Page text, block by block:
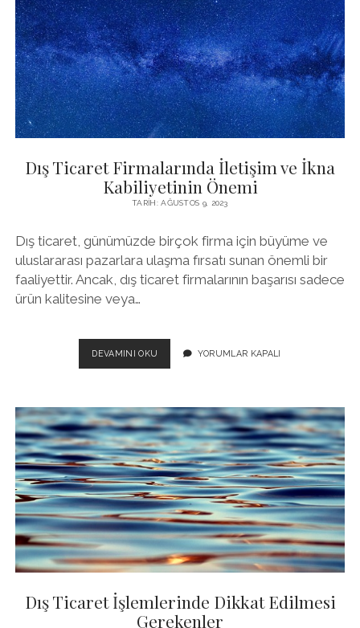
YAPILIR?
Dış Ticaret Firmalarında İletişim ve İkna
Kabiliyetinin Önemi
TARIH: AĞUSTOS 9, 2023
Dış ticaret, günümüzde birçok firma için büyüme ve
uluslararası pazarlara ulaşma fırsatı sunan önemli bir
faaliyettir. Ancak, dış ticaret firmalarının başarısı sadece
ürün kalitesine veya…
DEVAMINI OKU
TICARET
VE
İKNA
KABILIYETININ
ÖNEMI
YORUMLAR KAPALI
Dış Ticaret İşlemlerinde Dikkat Edilmesi
Gerekenler